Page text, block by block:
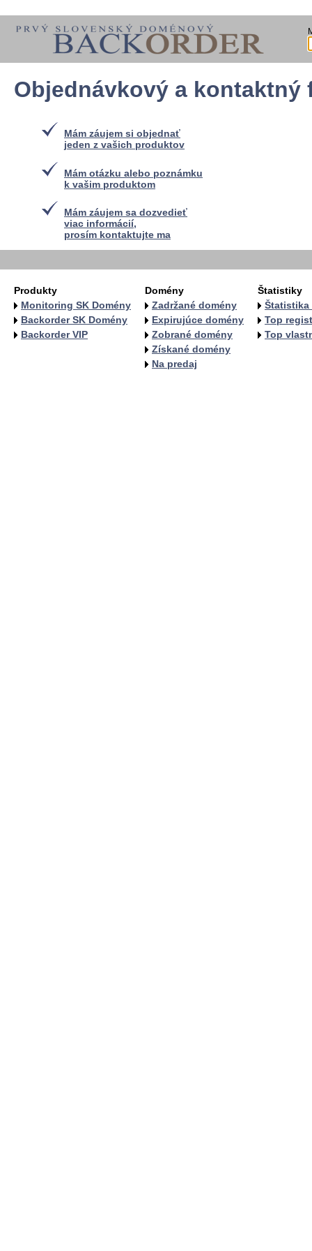
Objednávkový a kontaktný
Mám záujem si objednať
jeden z vašich produktov
Mám otázku alebo poznámku
k vašim produktom
Mám záujem sa dozvedieť
viac informácií,
prosím kontaktujte ma
Produkty
Monitoring SK Domény
Backorder SK Domény
Backorder VIP
Domény
Zadržané domény
Expirujúce domény
Zobrané domény
Získané domény
Na predaj
Štatistiky
Štatistika
Top
Top